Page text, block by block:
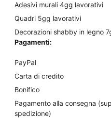
Adesivi murali 4gg lavorativi
Quadri 5gg lavorativi
Decorazioni shabby in legno
Pagamenti:
PayPal
Carta di credito
Bonifico
Pagamento alla consegna
spedizione)